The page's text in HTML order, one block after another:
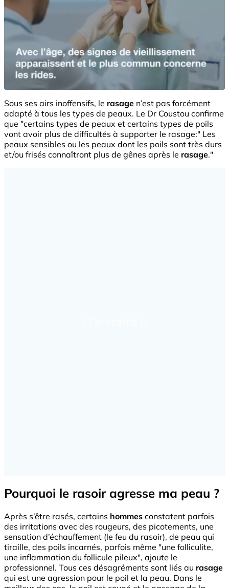
Sous ses airs inoffensifs, le rasage n’est pas forcément
adapté à tous les types de peaux. Le Dr Coustou confirme
que "certains types de peaux et certains types de poils
vont avoir plus de difficultés à supporter le rasage:" Les
peaux sensibles ou les peaux dont les poils sont très durs
et/ou frisés connaîtront plus de gênes après le rasage."
Pourquoi le rasoir agresse ma peau ?
Après s’être rasés, certains hommes constatent parfois
des irritations avec des rougeurs, des picotements, une
sensation d’échauffement (le feu du rasoir), de peau qui
tiraille, des poils incarnés, parfois même "une folliculite,
une inflammation du follicule pileux", ajoute le
professionnel. Tous ces désagréments sont liés au rasage
qui est une agression pour le poil et la peau. Dans le